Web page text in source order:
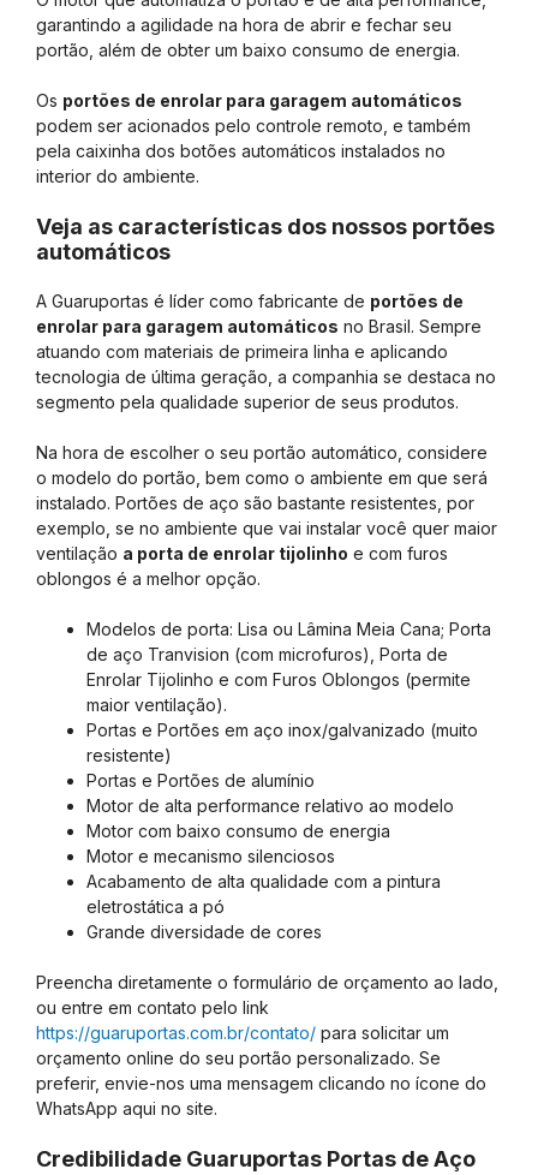
garantindo a agilidade na hora de abrir e fechar seu
portão, além de obter um baixo consumo de energia.
Os portões de enrolar para garagem automáticos
podem ser acionados pelo controle remoto, e também
pela caixinha dos botões automáticos instalados no
interior do ambiente.
Veja as características dos nossos portões
automáticos
A Guaruportas é líder como fabricante de portões de
enrolar para garagem automáticos no Brasil. Sempre
atuando com materiais de primeira linha e aplicando
tecnologia de última geração, a companhia se destaca no
segmento pela qualidade superior de seus produtos.
Na hora de escolher o seu portão automático, considere
o modelo do portão, bem como o ambiente em que será
instalado. Portões de aço são bastante resistentes, por
exemplo, se no ambiente que vai instalar você quer maior
ventilação a porta de enrolar tijolinho e com furos
oblongos é a melhor opção.
Modelos de porta: Lisa ou Lâmina Meia Cana; Porta
de aço Tranvision (com microfuros), Porta de
Enrolar Tijolinho e com Furos Oblongos (permite
maior ventilação).
Portas e Portões em aço inox/galvanizado (muito
resistente)
Portas e Portões de alumínio
Motor de alta performance relativo ao modelo
Motor com baixo consumo de energia
Motor e mecanismo silenciosos
Acabamento de alta qualidade com a pintura
eletrostática a pó
Grande diversidade de cores
Preencha diretamente o formulário de orçamento ao lado,
ou entre em contato pelo link
https://guaruportas.com.br/contato/ para solicitar um
orçamento online do seu portão personalizado. Se
preferir, envie-nos uma mensagem clicando no ícone do
WhatsApp aqui no site.
Credibilidade Guaruportas Portas de Aço